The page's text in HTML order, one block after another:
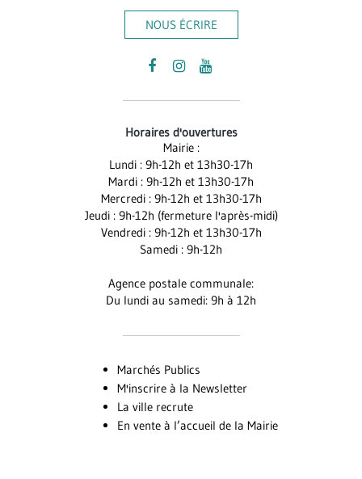
NOUS ÉCRIRE
Lien
compte
Facebook
Lien
compte
Instagram
Lien
chaîne
Youtube
Horaires d'ouvertures
Mairie :
Lundi : 9h-12h et 13h30-17h
Mardi : 9h-12h et 13h30-17h
Mercredi : 9h-12h et 13h30-17h
Jeudi : 9h-12h (fermeture l'après-midi)
Vendredi : 9h-12h et 13h30-17h
Samedi : 9h-12h
Agence postale communale:
Du lundi au samedi: 9h à 12h
Marchés Publics
M'inscrire à la Newsletter
La ville recrute
En vente à l’accueil de la Mairie